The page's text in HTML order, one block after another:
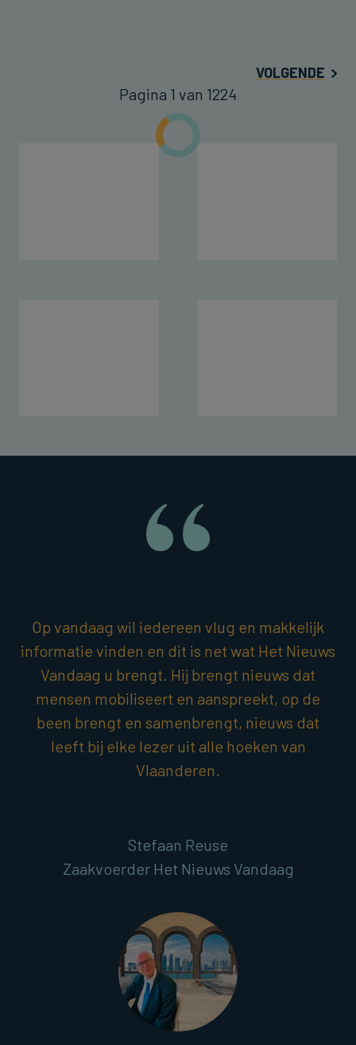
VOLGENDE
Pagina 1 van 1224
Op vandaag wil iedereen vlug en makkelijk
informatie vinden en dit is net wat Het Nieuws
Vandaag u brengt. Hij brengt nieuws dat
mensen mobiliseert en aanspreekt, op de
been brengt en samenbrengt, nieuws dat
leeft bij elke lezer uit alle hoeken van
Vlaanderen.
Stefaan Reuse
Zaakvoerder Het Nieuws Vandaag